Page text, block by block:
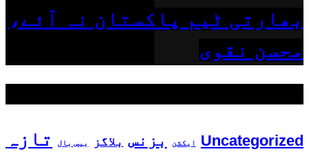
بھارتی ٹیم پاکستان نہ آئے،
محسن نقوی
Uncategorized ایکشن بزنس بلاگز بیس بال
تازہ